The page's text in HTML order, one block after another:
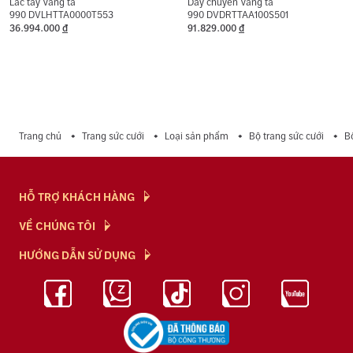
Lắc tay Vàng ta
990 DVLHTTA0000T553
36.994.000 đ
Dây chuyền Vàng ta
990 DVDRTTAA100S501
91.829.000 đ
Trang chủ Trang sức cưới Loại sản phẩm Bộ trang sức cưới
HỖ TRỢ KHÁCH HÀNG
Hỏi & Đáp
Chính Sách
Chính Sách Bảo Mật
Bảng Giá Vàng
VỀ CHÚNG TÔI
NTJ Flagship
Cửa hàng
Tuyển Dụng
HƯỚNG DẪN SỬ DỤNG
Bảo Quản Trang Sức
Kiến Thức Kim Cương